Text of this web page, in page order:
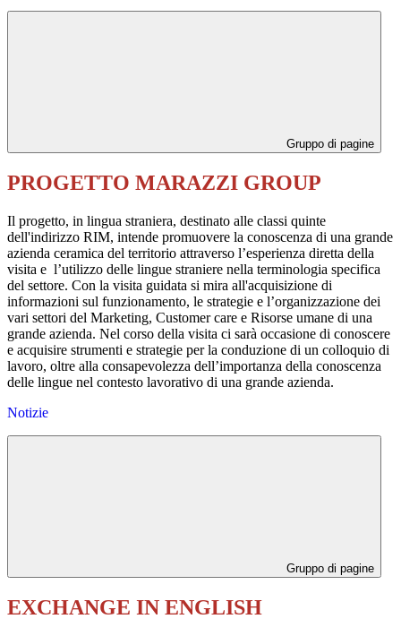
Gruppo di pagine
PROGETTO MARAZZI GROUP
Il progetto, in lingua straniera, destinato alle classi quinte
dell'indirizzo RIM, intende promuovere la conoscenza di una grande
azienda ceramica del territorio attraverso l’esperienza diretta della
visita e l’utilizzo delle lingue straniere nella terminologia specifica
del settore. Con la visita guidata si mira all'acquisizione di
informazioni sul funzionamento, le strategie e l’organizzazione dei
vari settori del Marketing, Customer care e Risorse umane di una
grande azienda. Nel corso della visita ci sarà occasione di conoscere
e acquisire strumenti e strategie per la conduzione di un colloquio di
lavoro, oltre alla consapevolezza dell’importanza della conoscenza
delle lingue nel contesto lavorativo di una grande azienda.
Notizie
Gruppo di pagine
EXCHANGE IN ENGLISH